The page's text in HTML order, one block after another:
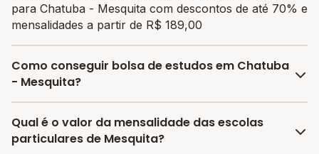
para Chatuba - Mesquita com descontos de até 70% e
mensalidades a partir de R$ 189,00
Como conseguir bolsa de estudos em Chatuba
- Mesquita?
O programa de bolsa do Melhor Escola disponibiliza
vagas com até 80% de desconto nas mensalidades.
Qual é o valor da mensalidade das escolas
particulares de Mesquita?